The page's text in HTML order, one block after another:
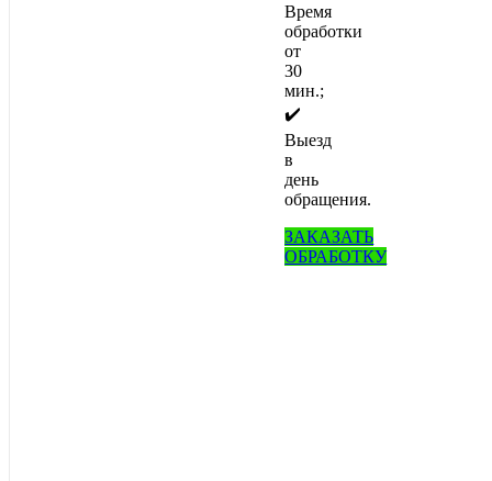
Время
обработки
от
30
мин.;
✔️
Выезд
в
день
обращения.
ЗАКАЗАТЬ
ОБРАБОТКУ